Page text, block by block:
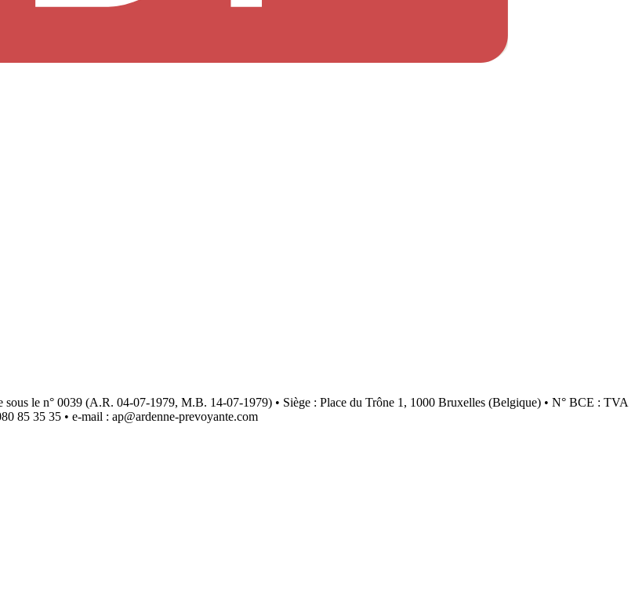
sous le n° 0039 (A.R. 04-07-1979, M.B. 14-07-1979) • Siège : Place du Trône 1, 1000 Bruxelles (Belgique) • N° BCE : TVA
85 35 35 • e-mail : ap@ardenne-prevoyante.com